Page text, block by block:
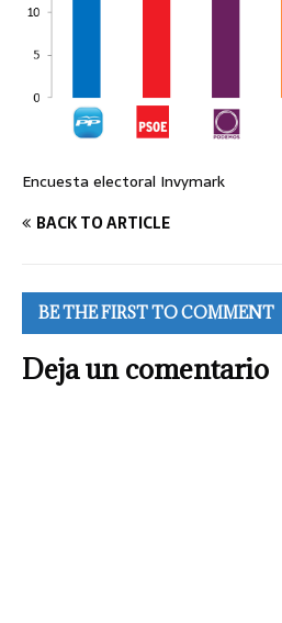
Encuesta electoral Invymark
BACK TO ARTICLE
BE THE FIRST TO COMMENT
Deja un comentario